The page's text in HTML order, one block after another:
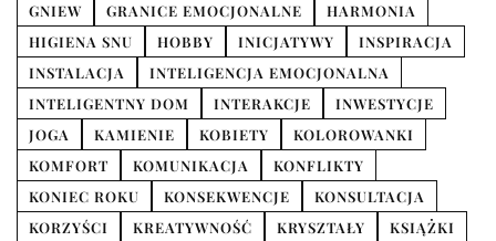
GNIEW
GRANICE EMOCJONALNE
HARMONIA
HIGIENA SNU
HOBBY INICJATYWY
INSPIRACJA
INSTALACJA
INTELIGENCJA EMOCJONALNA
INTELIGENTNY DOM
INTERAKCJE
INWESTYCJE
JOGA
KAMIENIE KOBIETY
KOLOROWANKI
KOMFORT
KOMUNIKACJA
KONFLIKTY
KONIEC ROKU
KONSEKWENCJE
KONSULTACJA
KORZYŚCI
KREATYWNOŚĆ KRYSZTAŁY
KSIĄŻKI